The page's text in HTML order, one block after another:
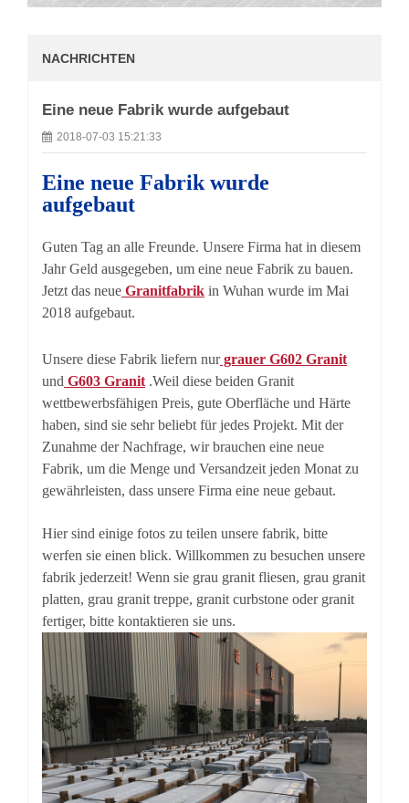
NACHRICHTEN
Eine neue Fabrik wurde aufgebaut
2018-07-03 15:21:33
Eine neue Fabrik wurde
aufgebaut
Guten Tag an alle Freunde. Unsere Firma hat in diesem
Jahr Geld ausgegeben, um eine neue Fabrik zu bauen.
Jetzt das neue Granitfabrik in Wuhan wurde im Mai
2018 aufgebaut.
Unsere diese Fabrik liefern nurgrauer G602 Granit
und G603 Granit .Weil diese beiden Granit
wettbewerbsfähigen Preis, gute Oberfläche und Härte
haben, sind sie sehr beliebt für jedes Projekt. Mit der
Zunahme der Nachfrage, wir brauchen eine neue
Fabrik, um die Menge und Versandzeit jeden Monat zu
gewährleisten, dass unsere Firma eine neue gebaut.
Hier sind einige fotos zu teilen unsere fabrik, bitte
werfen sie einen blick. Willkommen zu besuchen unsere
fabrik jederzeit! Wenn sie grau granit fliesen, grau granit
platten, grau granit treppe, granit curbstone oder granit
fertiger, bitte kontaktieren sie uns.